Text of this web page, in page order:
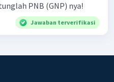
PNB (GNP) nya!
Jawaban terverifikasi